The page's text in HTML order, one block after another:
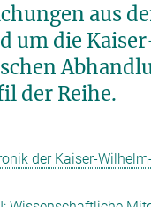
aus
um die
der Reihe.
der Kaiser-